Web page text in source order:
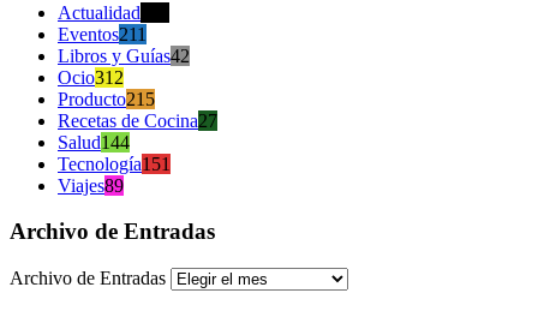
Actualidad
Eventos211
Libros y Guías42
Ocio312
Producto215
Recetas de Cocina27
Salud144
Tecnología151
Viajes89
Archivo de Entradas
Archivo de Entradas